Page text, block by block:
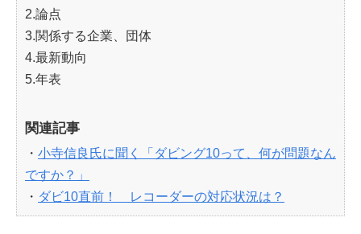
2.論点
3.関係する企業、団体
4.最新動向
5.年表
関連記事
・ 小寺信良氏に聞く「ダビング10って、何が問題なん
ですか？」
・ ダビ10直前！ レコーダーの対応状況は？